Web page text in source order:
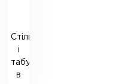
Стільці
і
табурети
в